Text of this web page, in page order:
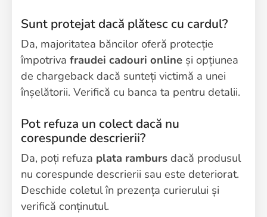
Sunt protejat dacă plătesc cu cardul?
Da, majoritatea băncilor oferă protecție
împotriva fraudei cadouri online și opțiunea
de chargeback dacă sunteți victimă a unei
înșelătorii. Verifică cu banca ta pentru detalii.
Pot refuza un colect dacă nu
corespunde descrierii?
Da, poți refuza plata ramburs dacă produsul
nu corespunde descrierii sau este deteriorat.
Deschide coletul în prezența curierului și
verifică conținutul.